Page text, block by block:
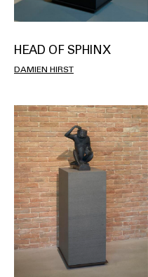
HEAD OF SPHINX
DAMIEN HIRST